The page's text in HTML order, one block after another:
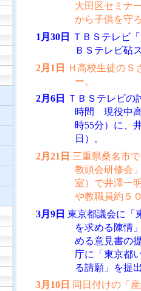
大田区セミナ
から子供を守
1月30日
ＴＢＳテレビ
ＢＳテレビ砧
2月1日
Ｈ高校生徒のＳ
ー。
2月6日
ＴＢＳテレビの
時間 現役中高
時55分）に、
日）。
2月21日 三重県桑名市
教頭会研修会
室）で井澤一
や教職員約５
3月9日 東京都議会に「
を求める陳情
める意見書の
庁に「東京都
る請願」を提
3月10日 同日付けの「